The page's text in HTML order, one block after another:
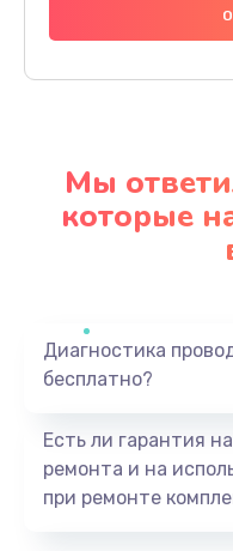
Замена
Мы
которые
Диагностика
бесплатно?
Есть ли гарантия
ремонта и на
при ремонте